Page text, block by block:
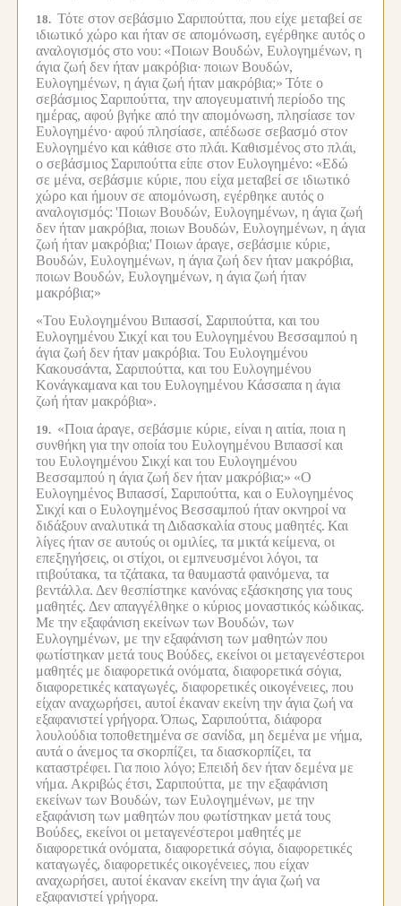
18. Τότε στον σεβάσμιο Σαριπούττα, που είχε μεταβεί σε
ιδιωτικό χώρο και ήταν σε απομόνωση, εγέρθηκε αυτός ο
αναλογισμός στο νου: «Ποιων Βουδών, Ευλογημένων, η
άγια ζωή δεν ήταν μακρόβια· ποιων Βουδών,
Ευλογημένων, η άγια ζωή ήταν μακρόβια;» Τότε ο
σεβάσμιος Σαριπούττα, την απογευματινή περίοδο της
ημέρας, αφού βγήκε από την απομόνωση, πλησίασε τον
Ευλογημένο· αφού πλησίασε, απέδωσε σεβασμό στον
Ευλογημένο και κάθισε στο πλάι. Καθισμένος στο πλάι,
ο σεβάσμιος Σαριπούττα είπε στον Ευλογημένο: «Εδώ
σε μένα, σεβάσμιε κύριε, που είχα μεταβεί σε ιδιωτικό
χώρο και ήμουν σε απομόνωση, εγέρθηκε αυτός ο
αναλογισμός: 'Ποιων Βουδών, Ευλογημένων, η άγια ζωή
δεν ήταν μακρόβια, ποιων Βουδών, Ευλογημένων, η άγια
ζωή ήταν μακρόβια;' Ποιων άραγε, σεβάσμιε κύριε,
Βουδών, Ευλογημένων, η άγια ζωή δεν ήταν μακρόβια,
ποιων Βουδών, Ευλογημένων, η άγια ζωή ήταν
μακρόβια;»
«Του Ευλογημένου Βιπασσί, Σαριπούττα, και του
Ευλογημένου Σικχί και του Ευλογημένου Βεσσαμπού η
άγια ζωή δεν ήταν μακρόβια. Του Ευλογημένου
Κακουσάντα, Σαριπούττα, και του Ευλογημένου
Κονάγκαμανα και του Ευλογημένου Κάσσαπα η άγια
ζωή ήταν μακρόβια».
19. «Ποια άραγε, σεβάσμιε κύριε, είναι η αιτία, ποια η
συνθήκη για την οποία του Ευλογημένου Βιπασσί και
του Ευλογημένου Σικχί και του Ευλογημένου
Βεσσαμπού η άγια ζωή δεν ήταν μακρόβια;» «Ο
Ευλογημένος Βιπασσί, Σαριπούττα, και ο Ευλογημένος
Σικχί και ο Ευλογημένος Βεσσαμπού ήταν οκνηροί να
διδάξουν αναλυτικά τη Διδασκαλία στους μαθητές. Και
λίγες ήταν σε αυτούς οι ομιλίες, τα μικτά κείμενα, οι
επεξηγήσεις, οι στίχοι, οι εμπνευσμένοι λόγοι, τα
ιτιβούτακα, τα τζάτακα, τα θαυμαστά φαινόμενα, τα
βεντάλλα. Δεν θεσπίστηκε κανόνας εξάσκησης για τους
μαθητές. Δεν απαγγέλθηκε ο κύριος μοναστικός κώδικας.
Με την εξαφάνιση εκείνων των Βουδών, των
Ευλογημένων, με την εξαφάνιση των μαθητών που
φωτίστηκαν μετά τους Βούδες, εκείνοι οι μεταγενέστεροι
μαθητές με διαφορετικά ονόματα, διαφορετικά σόγια,
διαφορετικές καταγωγές, διαφορετικές οικογένειες, που
είχαν αναχωρήσει, αυτοί έκαναν εκείνη την άγια ζωή να
εξαφανιστεί γρήγορα. Όπως, Σαριπούττα, διάφορα
λουλούδια τοποθετημένα σε σανίδα, μη δεμένα με νήμα,
αυτά ο άνεμος τα σκορπίζει, τα διασκορπίζει, τα
καταστρέφει. Για ποιο λόγο; Επειδή δεν ήταν δεμένα με
νήμα. Ακριβώς έτσι, Σαριπούττα, με την εξαφάνιση
εκείνων των Βουδών, των Ευλογημένων, με την
εξαφάνιση των μαθητών που φωτίστηκαν μετά τους
Βούδες, εκείνοι οι μεταγενέστεροι μαθητές με
διαφορετικά ονόματα, διαφορετικά σόγια, διαφορετικές
καταγωγές, διαφορετικές οικογένειες, που είχαν
αναχωρήσει, αυτοί έκαναν εκείνη την άγια ζωή να
εξαφανιστεί γρήγορα.